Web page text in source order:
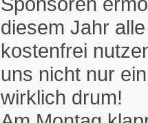
diesem Jahr
kostenfrei
uns nicht nur
wirklich drum!